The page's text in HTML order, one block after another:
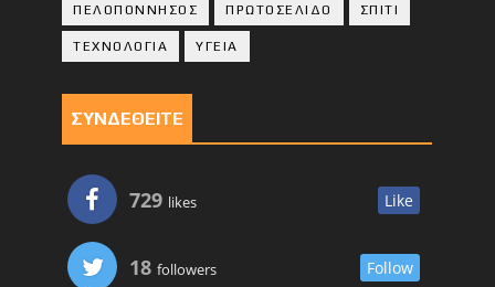
ΠΕΛΟΠΟΝΝΗΣΟΣ ΠΡΩΤΟΣΕΛΙΔΟ ΣΠΙΤΙ
ΤΕΧΝΟΛΟΓΙΑ ΥΓΕΙΑ
ΣΥΝΔΕΘΕΙΤΕ
729 likes Like
18 followers Follow